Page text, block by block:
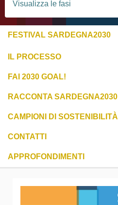
Visualizza le fasi
FESTIVAL SARDEGNA2030
IL PROCESSO
FAI 2030 GOAL!
RACCONTA SARDEGNA2030
CAMPIONI DI SOSTENIBILITÀ
CONTATTI
APPROFONDIMENTI